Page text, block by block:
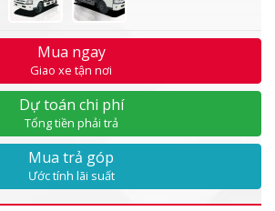
Mua ngay
Giao xe tận nơi
Dự toán chi phí
Tổng tiền phải trả
Mua trả góp
Ước tính lãi suất